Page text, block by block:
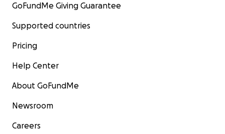
GoFundMe Giving Guarantee
Supported countries
Pricing
Help Center
About GoFundMe
Newsroom
Careers